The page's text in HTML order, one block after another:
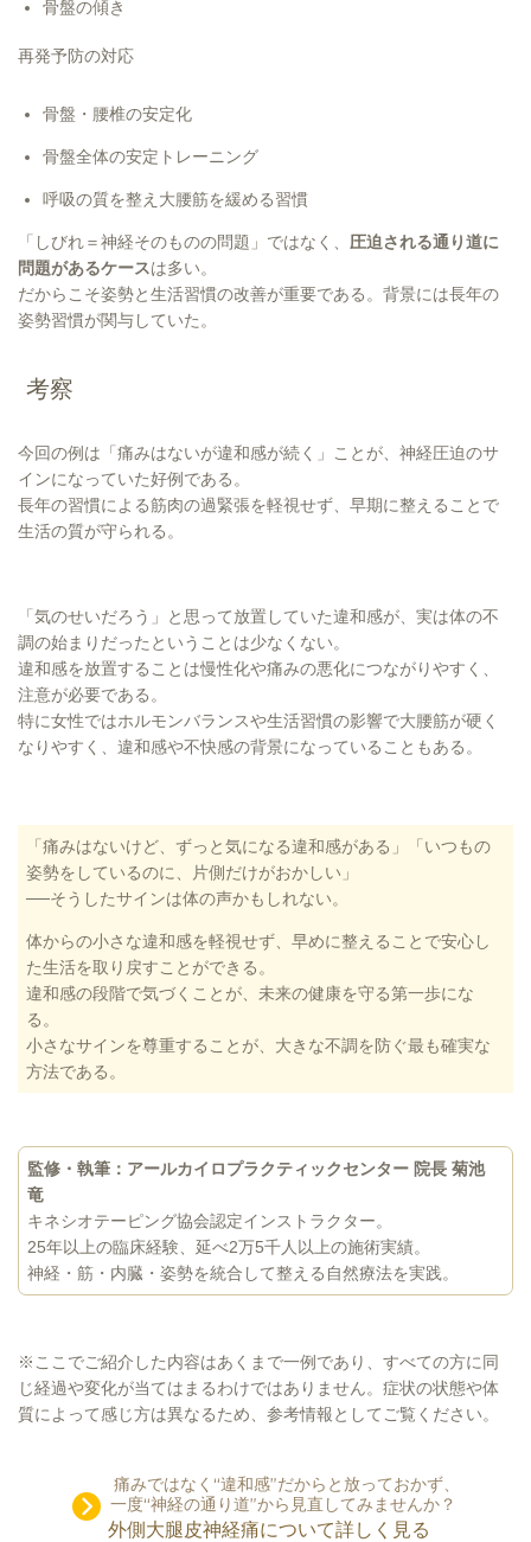
骨盤の傾き
再発予防の対応
骨盤・腰椎の安定化
骨盤全体の安定トレーニング
呼吸の質を整え大腰筋を緩める習慣
「しびれ＝神経そのものの問題」ではなく、 圧迫される通り道に
問題があるケースは多い。
だからこそ姿勢と生活習慣の改善が重要である。背景には長年の
姿勢習慣が関与していた。
考察
今回の例は「痛みはないが違和感が続く」ことが、神経圧迫のサ
インになっていた好例である。
長年の習慣による筋肉の過緊張を軽視せず、早期に整えることで
生活の質が守られる。
「気のせいだろう」と思って放置していた違和感が、実は体の不
調の始まりだったということは少なくない。
違和感を放置することは慢性化や痛みの悪化につながりやすく、
注意が必要である。
特に女性ではホルモンバランスや生活習慣の影響で大腰筋が硬く
なりやすく、違和感や不快感の背景になっていることもある。
「痛みはないけど、ずっと気になる違和感がある」「いつもの
姿勢をしているのに、片側だけがおかしい」
──そうしたサインは体の声かもしれない。
体からの小さな違和感を軽視せず、早めに整えることで安心し
た生活を取り戻すことができる。
違和感の段階で気づくことが、未来の健康を守る第一歩にな
る。
小さなサインを尊重することが、大きな不調を防ぐ最も確実な
方法である。
監修・執筆：アールカイロプラクティックセンター 院長 菊池
竜
キネシオテーピング協会認定インストラクター。
25年以上の臨床経験、延べ2万5千人以上の施術実績。
神経・筋・内臓・姿勢を統合して整える自然療法を実践。
※ここでご紹介した内容はあくまで一例であり、すべての方に同
じ経過や変化が当てはまるわけではありません。症状の状態や体
質によって感じ方は異なるため、参考情報としてご覧ください。
痛みではなく“違和感”だからと放っておかず、
一度“神経の通り道”から見直してみませんか？
外側大腿皮神経痛について詳しく見る